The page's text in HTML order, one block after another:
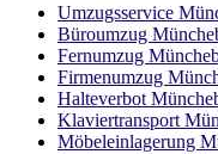
Umzugsservice
Büroumzug
Fernumzug
Firmenumzug
Halteverbot
Klaviertransport
Möbeleinlagerung